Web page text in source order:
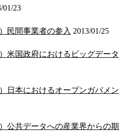
01/23
民間事業者の参入 2013/01/25
米国政府におけるビッグデータ
日本におけるオープンガバメン
公共データへの産業界からの期